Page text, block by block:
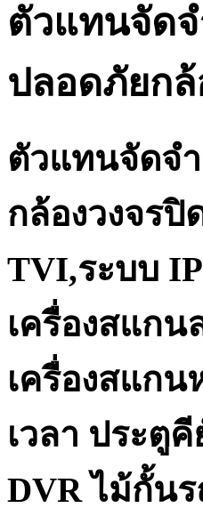
ตัวแทนจัด
ปลอดภัยกล้
ตัวแทนจัดจ
กล้องวงจรปิ
TVI,ระบบ
เครื่องสแกน
เครื่องสแกน
เวลา ประตู
DVR ไม้กั้น